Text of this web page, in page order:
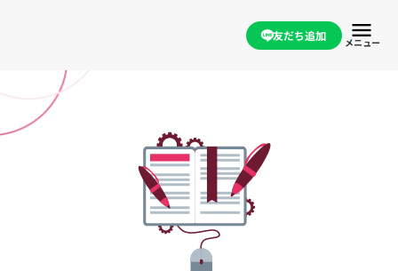
友だち追加 menu
メニュー